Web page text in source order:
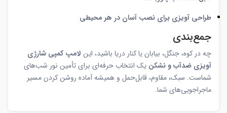
طراحی آویزی برای نصب آسان در هر محیطی
جمع‌بندی
چه در کوه، جنگل، بیابان یا کنار دریا باشید، این لامپ کمپی شارژی
آویزی ضدآب و نشکن یک انتخاب حرفه‌ای برای تأمین نور شب‌های
شماست. سبک، مقاوم، قابل‌حمل و همیشه آماده روشن کردن مسیر
ماجراجویی‌های شما.